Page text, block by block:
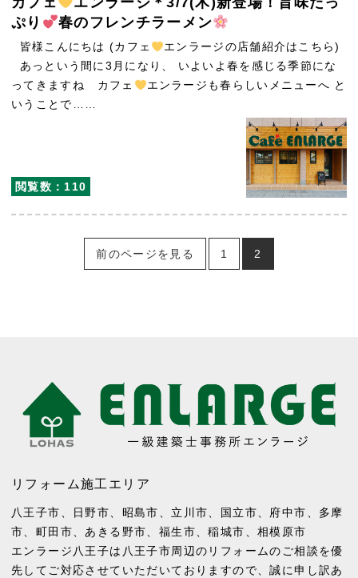
閲覧数：110
ぷり
春のフレンチラーメン
皆様こんにちは (カフェ
エンラージの店舗紹介はこちら)
あっという間に3月になり、 いよいよ春を感じる季節にな
ってきますね カフェ
エンラージも春らしいメニューへ と
いうことで……
前のページを見る 1 2
リフォーム施工エリア
八王子市 日野市 昭島市 立川市 国立市 府中市
多摩
市
町田市 あきる野市 福生市 、稲城市 、相模原市
エンラージ八王子は八王子市周辺のリフォームのご相談を優
先してご対応させていただいておりますので、誠に申し訳あ